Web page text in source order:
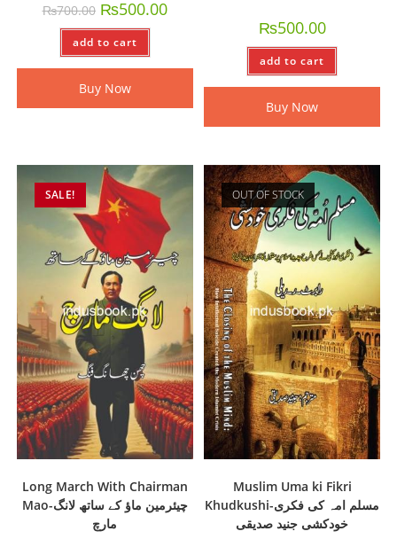
₨700.00 ₨500.00
add to cart
Buy Now
₨500.00
add to cart
Buy Now
SALE!
Long March With Chairman
Mao-چیئرمین ماؤ کے ساتھ لانگ
مارچ
OUT OF STOCK
Muslim Uma ki Fikri
Khudkushi-مسلم امہ کی فکری
خودکشی جنید صدیقی